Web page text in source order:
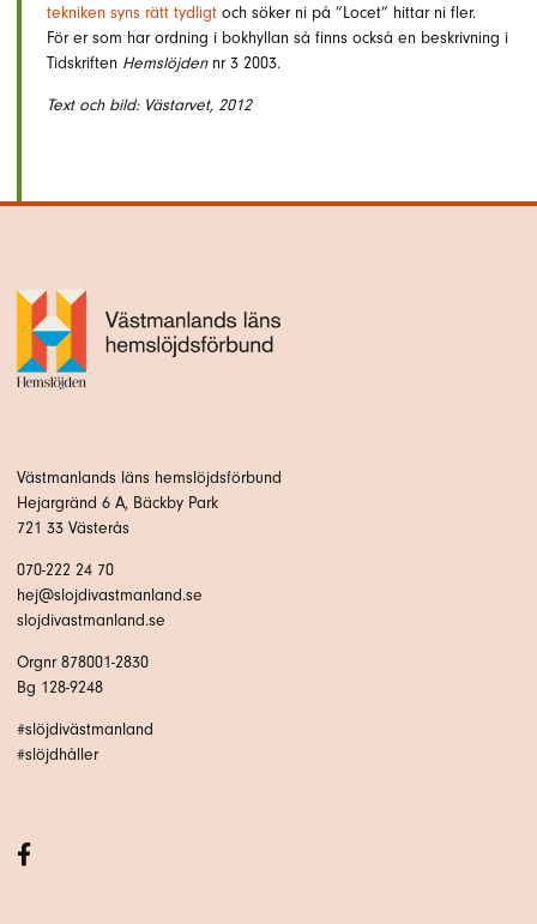
tekniken syns rätt tydligt och söker ni på ”Locet” hittar ni fler.
För er som har ordning i bokhyllan så finns också en beskrivning i
Tidskriften Hemslöjdennr 3 2003.
Text och bild: Västarvet, 2012
Västmanlands läns hemslöjdsförbund
Hejargränd 6 A, Bäckby Park
721 33 Västerås
070-222 24 70
hej@slojdivastmanland.se
slojdivastmanland.se
Orgnr 878001-2830
Bg 128-9248
#slöjdivästmanland
#slöjdhåller